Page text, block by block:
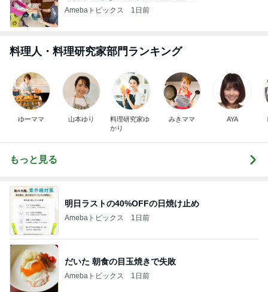
Amebaトピックス 1日前
料理人・料理研究家部門ランキング
ゆーママ 山本ゆり
料理研究家ゆ
かり
みきママ AYA
もっと見る
明日ラストの40%OFFの日焼け止め
Amebaトピックス 1日前
だいた 朝食の目玉焼きで失敗
Amebaトピックス 1日前